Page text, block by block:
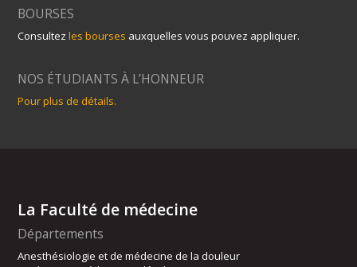
BOURSES
Consultezles bourses auxquelles vous pouvez appliquer.
NOS ÉTUDIANTS À L’HONNEUR
Pour plus de détails.
La Faculté de médecine
Départements
Anesthésiologie et de médecine de la douleur